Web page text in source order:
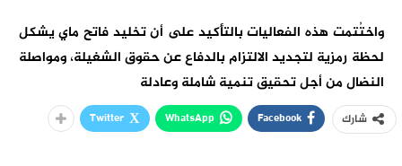
واختُتمت هذه الفعاليات بالتأكيد على أن تخليد فاتح ماي يشكل
لحظة رمزية لتجديد الالتزام بالدفاع عن حقوق الشغيلة، ومواصلة
النضال من أجل تحقيق تنمية شاملة وعادلة
شارك Facebook
WhatsApp
Twitter